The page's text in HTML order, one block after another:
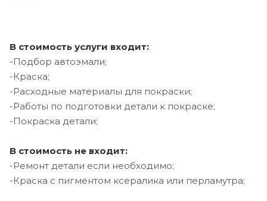
В стоимость услуги входит:
-Подбор автоэмали;
-Краска;
-Расходные материалы для покраски;
-Работы по подготовки детали к покраске;
-Покраска детали;
В стоимость не входит:
-Ремонт детали если необходимо;
-Краска с пигментом ксералика или перламутра;